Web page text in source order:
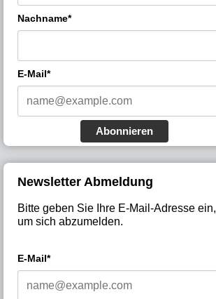
Nachname*
E-Mail*
Abonnieren
Newsletter Abmeldung
Bitte geben Sie Ihre E-Mail-Adresse ein,
um sich abzumelden.
E-Mail*